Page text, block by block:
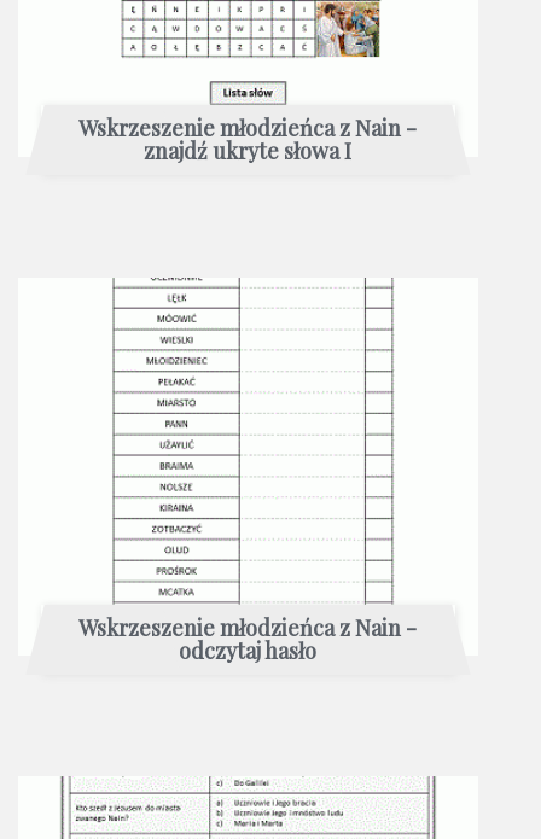
Wskrzeszenie młodzieńca z Nain -
znajdź ukryte słowa I
Wskrzeszenie młodzieńca z Nain -
odczytaj hasło